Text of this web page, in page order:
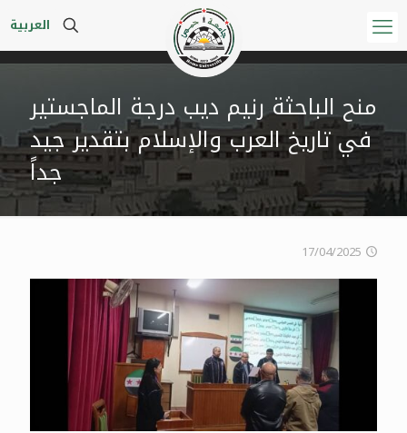
العربية
منح الباحثة رنيم ديب درجة الماجستير
في تاريخ العرب والإسلام بتقدير جيد
جداً
17/04/2025